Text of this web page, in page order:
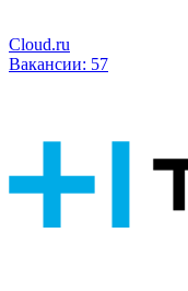
Cloud.ru
Вакансии: 57